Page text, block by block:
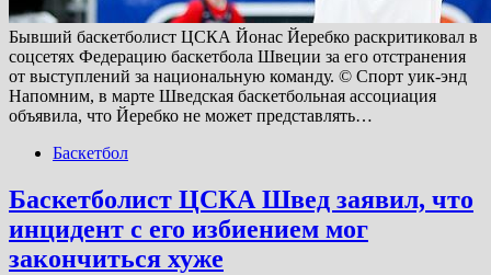
Бывший баскетболист ЦСКА Йонас Йеребко раскритиковал в
соцсетях Федерацию баскетбола Швеции за его отстранения
от выступлений за национальную команду. © Спорт уик-энд
Напомним, в марте Шведская баскетбольная ассоциация
объявила, что Йеребко не может представлять…
Баскетбол
Баскетболист ЦСКА Швед заявил, что
инцидент с его избиением мог
закончиться хуже